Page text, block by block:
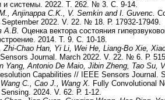
и системы. 2022. Т. 262. № 3. С. 9-14.
Anjinappa C.K., V. Semkin and I. Guvenc.
September 2022. V. 22. № 18. Р. 17932-17949.
А.В. Оценка вектора состояния
2014. Т. 9. С. 10-18.
Zhi-Chao Han, Yi Li, Wei He, Liang-Bo Xie,
Journal. March 2022. V. 22. № 6. Р.
Yang, Antonio De Maio, Jibin Zheng, Tao Su,
Capabilities // IEEE Sensors Journal.
C., Cao J., Wang X. Fully Convolutional
Sensing. 2024. V. 62. Р. 1-12.